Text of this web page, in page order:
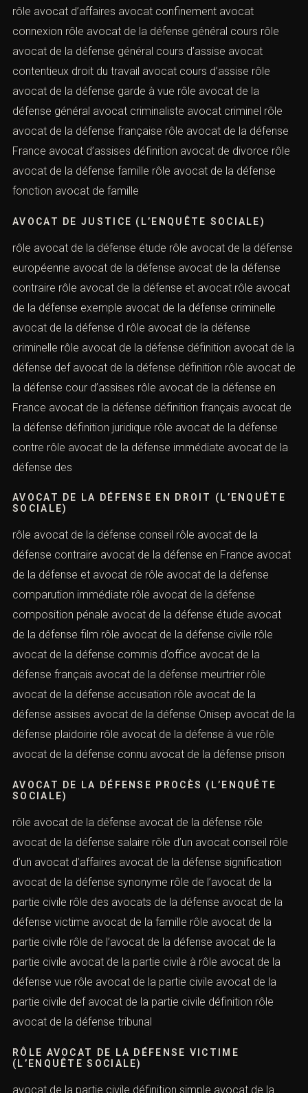
rôle avocat d’affaires avocat confinement avocat
connexion rôle avocat de la défense général cours rôle
avocat de la défense général cours d’assise avocat
contentieux droit du travail avocat cours d’assise rôle
avocat de la défense garde à vue rôle avocat de la
défense général avocat criminaliste avocat criminel rôle
avocat de la défense française rôle avocat de la défense
France avocat d’assises définition avocat de divorce rôle
avocat de la défense famille rôle avocat de la défense
fonction avocat de famille
AVOCAT DE JUSTICE (L’ENQUÊTE SOCIALE)
rôle avocat de la défense étude rôle avocat de la défense
européenne avocat de la défense avocat de la défense
contraire rôle avocat de la défense et avocat rôle avocat
de la défense exemple avocat de la défense criminelle
avocat de la défense d rôle avocat de la défense
criminelle rôle avocat de la défense définition avocat de la
défense def avocat de la défense définition rôle avocat de
la défense cour d’assises rôle avocat de la défense en
France avocat de la défense définition français avocat de
la défense définition juridique rôle avocat de la défense
contre rôle avocat de la défense immédiate avocat de la
défense des
AVOCAT DE LA DÉFENSE EN DROIT (L’ENQUÊTE
SOCIALE)
rôle avocat de la défense conseil rôle avocat de la
défense contraire avocat de la défense en France avocat
de la défense et avocat de rôle avocat de la défense
comparution immédiate rôle avocat de la défense
composition pénale avocat de la défense étude avocat
de la défense film rôle avocat de la défense civile rôle
avocat de la défense commis d’office avocat de la
défense français avocat de la défense meurtrier rôle
avocat de la défense accusation rôle avocat de la
défense assises avocat de la défense Onisep avocat de la
défense plaidoirie rôle avocat de la défense à vue rôle
avocat de la défense connu avocat de la défense prison
AVOCAT DE LA DÉFENSE PROCÈS (L’ENQUÊTE
SOCIALE)
rôle avocat de la défense avocat de la défense rôle
avocat de la défense salaire rôle d’un avocat conseil rôle
d’un avocat d’affaires avocat de la défense signification
avocat de la défense synonyme rôle de l’avocat de la
partie civile rôle des avocats de la défense avocat de la
défense victime avocat de la famille rôle avocat de la
partie civile rôle de l’avocat de la défense avocat de la
partie civile avocat de la partie civile à rôle avocat de la
défense vue rôle avocat de la partie civile avocat de la
partie civile def avocat de la partie civile définition rôle
avocat de la défense tribunal
RÔLE AVOCAT DE LA DÉFENSE VICTIME
(L’ENQUÊTE SOCIALE)
avocat de la partie civile définition simple avocat de la